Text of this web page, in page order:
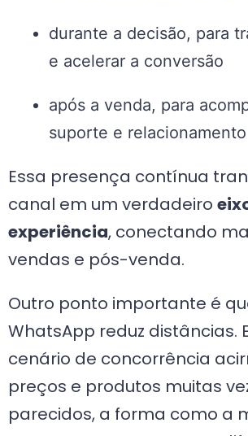
durante a decisão, para
e acelerar a conversão
após a venda, para
suporte e relacionamento
Essa presença contínua
canal em um verdadeiro
experiência, conectando
vendas e pós-venda.
Outro ponto importante é
WhatsApp reduz distâncias.
cenário de concorrência
preços e produtos muitas
parecidos, a forma como a